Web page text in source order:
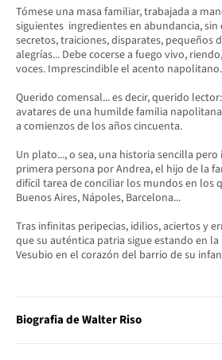
Tómese una masa familiar, trabajada a
siguientes ingredientes en abundancia,
secretos, traiciones, disparates, pequeños
alegrías... Debe cocerse a fuego vivo,
voces. Imprescindible el acento napolitano.
Querido comensal... es decir, querido
avatares de una humilde familia
a comienzos de los años cincuenta.
Un plato..., o sea, una historia sencilla
primera persona por Andrea, el hijo de la
difícil tarea de conciliar los mundos en los
Buenos Aires, Nápoles, Barcelona...
Tras infinitas peripecias, idilios, aciertos y
que su auténtica patria sigue estando en la
Vesubio en el corazón del barrio de su
Biografia de Walter Riso